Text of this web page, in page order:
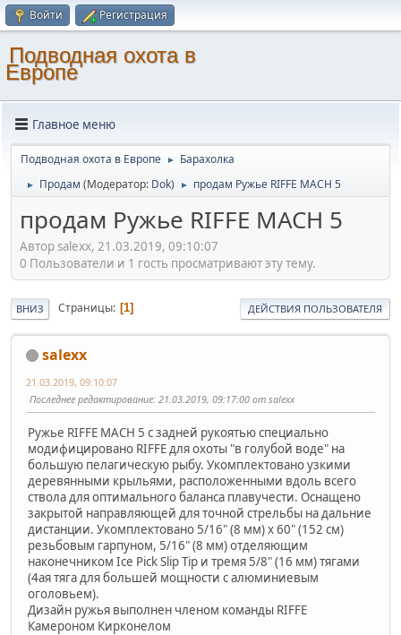
Войти Регистрация
Подводная охота в
Европе
Главное меню
Подводная охота в Европе ► Барахолка
► Продам (Модератор: Dok) ► продам Ружье RIFFE MACH 5
продам Ружье RIFFE MACH 5
Автор salexx, 21.03.2019, 09:10:07
0 Пользователи и 1 гость просматривают эту тему.
ВНИЗ Страницы 1 ДЕЙСТВИЯ ПОЛЬЗОВАТЕЛЯ
salexx
21.03.2019, 09:10:07
Последнее редактирование: 21.03.2019, 09:17:00 от salexx
Ружье RIFFE MACH 5 с задней рукоятью специально
модифицировано RIFFE для охоты "в голубой воде" на
большую пелагическую рыбу. Укомплектовано узкими
деревянными крыльями, расположенными вдоль всего
ствола для оптимального баланса плавучести. Оснащено
закрытой направляющей для точной стрельбы на дальние
дистанции. Укомплектовано 5/16" (8 мм) x 60" (152 см)
резьбовым гарпуном, 5/16" (8 мм) отделяющим
наконечником Ice Pick Slip Tip и тремя 5/8" (16 мм) тягами
(4ая тяга для большей мощности с алюминиевым
оголовьем).
Дизайн ружья выполнен членом команды RIFFE
Камероном Кирконелом